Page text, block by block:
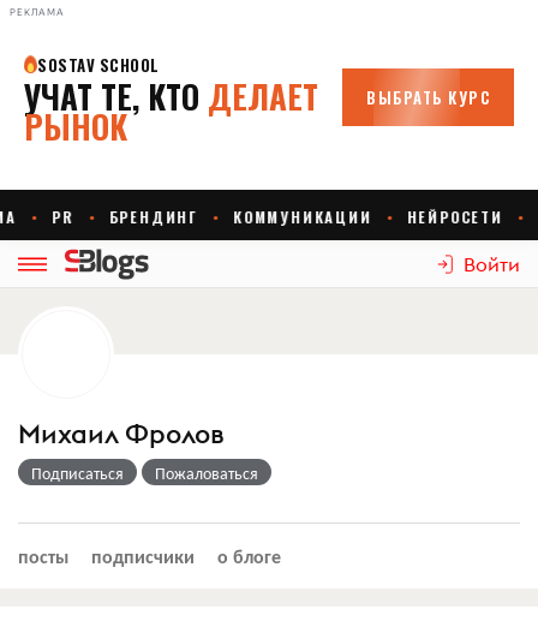
РЕКЛАМА
Войти
Михаил Фролов
Подписаться Пожаловаться
посты подписчики о блоге